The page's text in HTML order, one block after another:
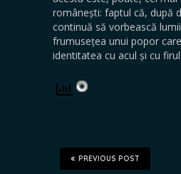
românești: faptul că, după
continuă să vorbească
frumusețea unui popor
identitatea cu acul și cu firul.
PREVIOUS POST